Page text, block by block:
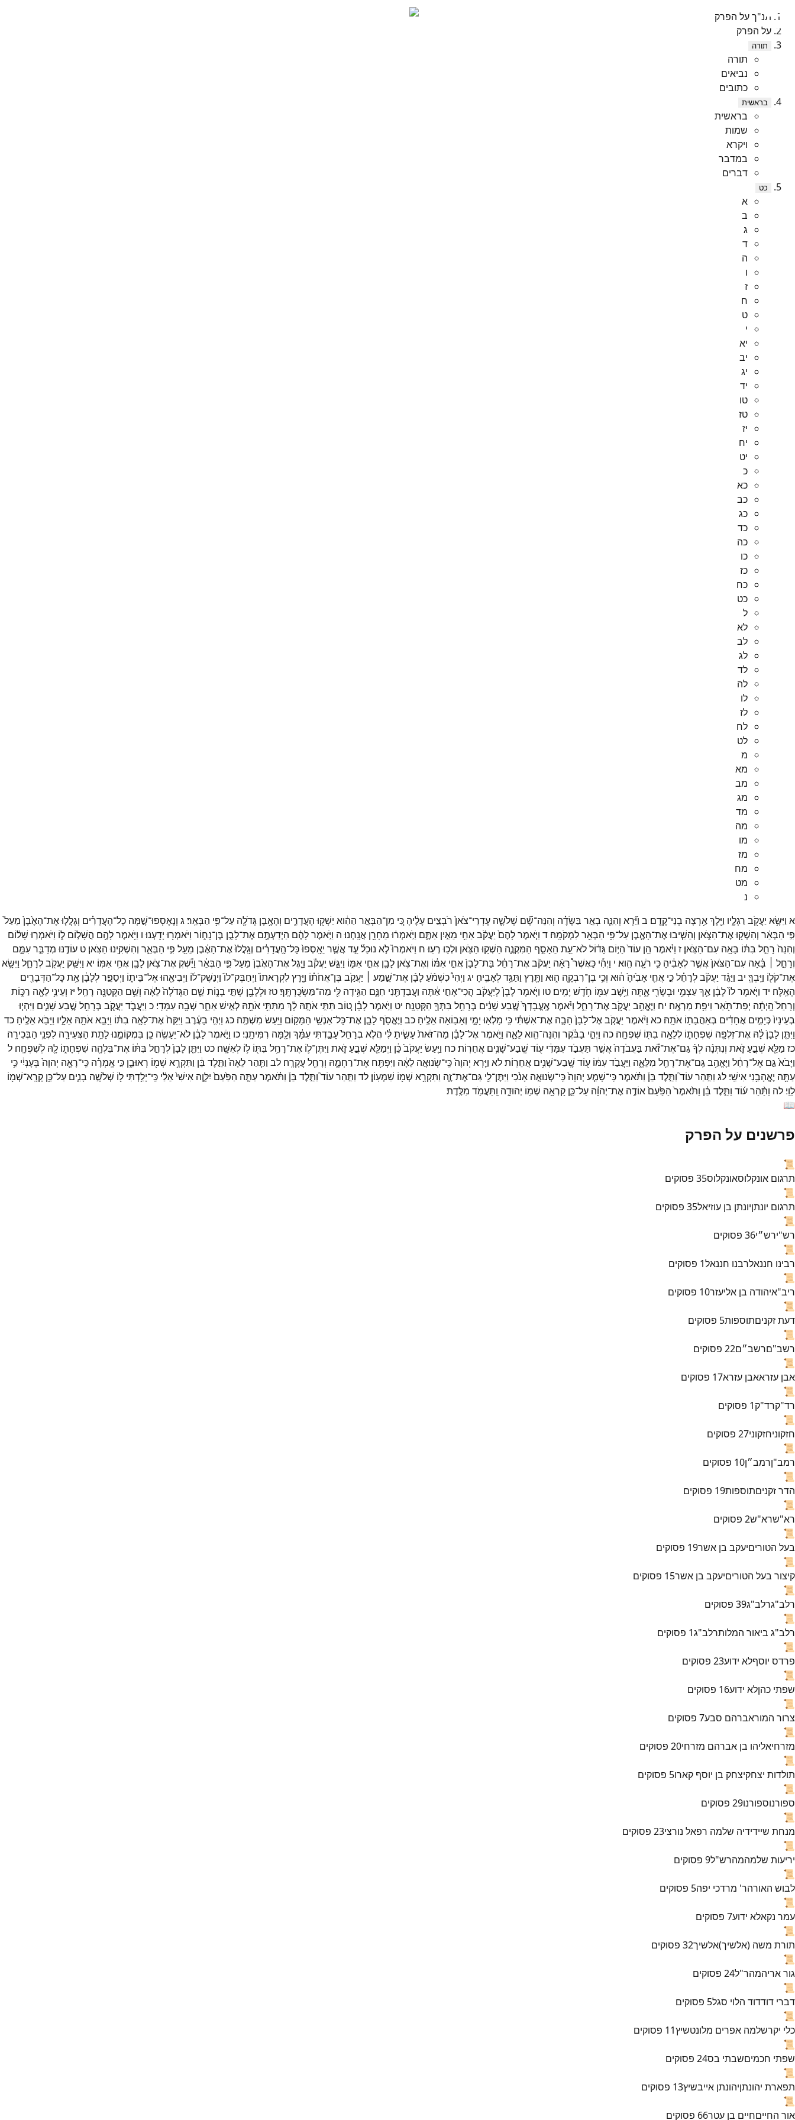
תנ"ך על הפרק
על הפרק
תורה
תורה
נביאים
כתובים
בראשית
בראשית
שמות
ויקרא
במדבר
דברים
כט
א
ב
ג
ד
ה
ו
ז
ח
ט
י
יא
יב
יג
יד
טו
טז
יז
יח
יט
כ
כא
כב
כג
כד
כה
כו
כז
כח
כט
ל
לא
לב
לג
לד
לה
לו
לז
לח
לט
מ
מא
מב
מג
מד
מה
מו
מז
מח
מט
נ
א וַיִּשָּׂ֥א יַעֲקֹ֖ב רַגְלָ֑יו וַיֵּ֖לֶךְאַ֥רְצָה בְנֵי־קֶֽדֶם׃ ב וַיַּ֞רְא וְהִנֵּ֧ה בְאֵ֣ר בַּשָּׂדֶ֗ה וְהִנֵּה־שָׁ֞ם שְׁלֹשָׁ֤ה עֶדְרֵי־צֹאן֙ רֹבְצִ֣ים עָלֶ֔יהָ כִּ֚י מִן־הַבְּאֵ֣ר הַהִ֔וא יַשְׁק֖וּ הָעֲדָרִ֑ים וְהָאֶ֥בֶן גְּדֹלָ֖ה עַל־פִּ֥י הַבְּאֵֽר׃ג וְנֶאֶסְפוּ־שָׁ֣מָּה כָל־הָעֲדָרִ֗ים וְגָלֲל֤וּאֶת־הָאֶ֙בֶן֙ מֵעַל֙
פִּ֣י הַבְּאֵ֔ר וְהִשְׁק֖וּאֶת־הַצֹּ֑אן וְהֵשִׁ֧יבוּאֶת־הָאֶ֛בֶן עַל־פִּ֥י הַבְּאֵ֖רלִמְקֹמָֽהּ׃ ד וַיֹּ֤אמֶרלָהֶם֙ יַעֲקֹ֔באַחַ֖י מֵאַ֣יִן אַתֶּ֑ם וַיֹּ֣אמְר֔וּ מֵחָרָ֖ן אֲנָֽחְנוּ׃ ה וַיֹּ֣אמֶרלָהֶ֔ם הַיְדַעְתֶּ֖ם אֶת־לָבָ֣ן בֶּן־נָח֑וֹר וַיֹּאמְר֖וּ יָדָֽעְנוּ׃ ו וַיֹּ֥אמֶרלָהֶ֖ם הֲשָׁל֣וֹם ל֑וֹ וַיֹּאמְר֣וּ שָׁל֔וֹם
וְהִנֵּה֙ רָחֵ֣ל בִּתּ֔וֹ בָּאָ֖ה עִם־הַצֹּֽאן׃ ז וַיֹּ֗אמֶר הֵ֥ן עוֹד֙ הַיּ֣וֹם גָּד֔וֹללֹא־עֵ֖ת הֵאָסֵ֣ף הַמִּקְנֶ֑ה הַשְׁק֥וּ הַצֹּ֖אן וּלְכ֥וּ רְעֽוּ׃ ח וַיֹּאמְרוּ֮לֹ֣א נוּכַל֒עַ֣דאֲשֶׁ֤ר יֵאָֽסְפוּ֙כָּל־הָ֣עֲדָרִ֔ים וְגָֽלֲלוּ֙אֶת־הָאֶ֔בֶן מֵעַ֖ל פִּ֣י הַבְּאֵ֑ר וְהִשְׁקִ֖ינוּ הַצֹּֽאן׃ ט עוֹדֶ֖נּוּ מְדַבֵּ֣רעִמָּ֑ם
וְרָחֵ֣ל ׀
בָּ֗אָה עִם־הַצֹּאן֙אֲשֶׁ֣רלְאָבִ֔יהָ כִּ֥י רֹעָ֖ה הִֽוא׃ י וַיְהִ֡י כַּאֲשֶׁר֩ רָאָ֨ה יַעֲקֹ֜באֶת־רָחֵ֗ל בַּת־לָבָן֙אֲחִ֣י אִמּ֔וֹ וְאֶת־צֹ֥אן לָבָ֖ן אֲחִ֣י אִמּ֑וֹ וַיִּגַּ֣שׁ יַעֲקֹ֗ב וַיָּ֤גֶלאֶת־הָאֶ֙בֶן֙ מֵעַל֙ פִּ֣י הַבְּאֵ֔ר וַיַּ֕שְׁקְ אֶת־צֹ֥אן לָבָ֖ן אֲחִ֥י אִמּֽוֹ׃ יא וַיִּשַּׁ֥ק יַעֲקֹ֖בלְרָחֵ֑ל וַיִּשָּׂ֥א
אֶת־קֹל֖וֹ וַיֵּֽבְךְּ׃ יב וַיַּגֵּ֨ד יַעֲקֹ֜בלְרָחֵ֗לכִּ֣י אֲחִ֤י אָבִ֙יהָ֙ ה֔וּא וְכִ֥י בֶן־רִבְקָ֖ה ה֑וּא וַתָּ֖רָץ וַתַּגֵּ֥דלְאָבִֽיהָ׃ יג וַיְהִי֩כִשְׁמֹ֨עַלָבָ֜ן אֶת־שֵׁ֣מַע ׀ יַעֲקֹ֣ב בֶּן־אֲחֹת֗וֹ וַיָּ֤רָץלִקְרָאתוֹ֙ וַיְחַבֶּק־לוֹ֙ וַיְנַשֶּׁק־ל֔וֹ וַיְבִיאֵ֖הוּאֶל־בֵּית֑וֹ וַיְסַפֵּ֣רלְלָבָ֔ן אֵ֥תכָּל־הַדְּבָרִ֖ים
הָאֵֽלֶּה׃ יד וַיֹּ֤אמֶרלוֹ֙לָבָ֔ן אַ֛ךְעַצְמִ֥י וּבְשָׂרִ֖י אָ֑תָּה וַיֵּ֥שֶׁבעִמּ֖וֹ חֹ֥דֶשׁ יָמִֽים׃ טו וַיֹּ֤אמֶרלָבָן֙לְיַעֲקֹ֔ב הֲכִי־אָחִ֣י אַ֔תָּה וַעֲבַדְתַּ֖נִי חִנָּ֑ם הַגִּ֥ידָה לִּ֖י מַה־מַּשְׂכֻּרְתֶּֽךָ׃טז וּלְלָבָ֖ן שְׁתֵּ֣י בָנ֑וֹת שֵׁ֤ם הַגְּדֹלָה֙לֵאָ֔ה וְשֵׁ֥ם הַקְּטַנָּ֖ה רָחֵֽל׃ יז וְעֵינֵ֥י לֵאָ֖ה רַכּ֑וֹת
וְרָחֵל֙ הָֽיְתָ֔ה יְפַת־תֹּ֖אַר וִיפַ֥ת מַרְאֶֽה׃ יח וַיֶּאֱהַ֥ב יַעֲקֹ֖באֶת־רָחֵ֑ל וַיֹּ֗אמֶראֶֽעֱבָדְךָ֙ שֶׁ֣בַע שָׁנִ֔ים בְּרָחֵ֥ל בִּתְּךָ֖ הַקְּטַנָּֽה׃ יט וַיֹּ֣אמֶרלָבָ֗ן ט֚וֹב תִּתִּ֣י אֹתָ֣הּ לָ֔ךְ מִתִּתִּ֥י אֹתָ֖הּ לְאִ֣ישׁאַחֵ֑ר שְׁבָ֖ה עִמָּדִֽי׃ כ וַיַּעֲבֹ֧ד יַעֲקֹ֛ב בְּרָחֵ֖ל שֶׁ֣בַע שָׁנִ֑ים וַיִּהְי֤וּ
בְעֵינָיו֙כְּיָמִ֣ים אֲחָדִ֔ים בְּאַהֲבָת֖וֹ אֹתָֽהּ׃ כא וַיֹּ֨אמֶר יַעֲקֹ֤באֶל־לָבָן֙ הָבָ֣ה אֶת־אִשְׁתִּ֔י כִּ֥י מָלְא֖וּ יָמָ֑י וְאָב֖וֹאָה אֵלֶֽיהָ׃ כב וַיֶּאֱסֹ֥ף לָבָ֛ן אֶת־כָּל־אַנְשֵׁ֥י הַמָּק֖וֹם וַיַּ֥עַשׂ מִשְׁתֶּֽה׃ כג וַיְהִ֣י בָעֶ֔רֶב וַיִּקַּח֙אֶת־לֵאָ֣ה בִתּ֔וֹ וַיָּבֵ֥אאֹתָ֖הּ אֵלָ֑יו וַיָּבֹ֖אאֵלֶֽיהָ׃ כד
וַיִּתֵּ֤ן לָבָן֙לָ֔הּ אֶת־זִלְפָּ֖ה שִׁפְחָת֑וֹ לְלֵאָ֥ה בִתּ֖וֹ שִׁפְחָֽה׃ כה וַיְהִ֣י בַבֹּ֔קֶר וְהִנֵּה־הִ֖ואלֵאָ֑ה וַיֹּ֣אמֶראֶל־לָבָ֗ן מַה־זֹּאת֙עָשִׂ֣יתָלִּ֔י הֲלֹ֤א בְרָחֵל֙עָבַ֣דְתִּי עִמָּ֔ךְ וְלָ֖מָּה רִמִּיתָֽנִי׃ כו וַיֹּ֣אמֶרלָבָ֔ן לֹא־יֵעָשֶׂ֥ה כֵ֖ן בִּמְקוֹמֵ֑נוּלָתֵ֥ת הַצְּעִירָ֖ה לִפְנֵ֥י הַבְּכִירָֽה׃
כז מַלֵּ֖א שְׁבֻ֣עַזֹ֑את וְנִתְּנָ֨ה לְךָ֜גַּם־אֶת־זֹ֗את בַּעֲבֹדָה֙אֲשֶׁ֣ר תַּעֲבֹ֣דעִמָּדִ֔י ע֖וֹד שֶֽׁבַע־שָׁנִ֥ים אֲחֵרֽוֹת׃כח וַיַּ֤עַשׂ יַעֲקֹב֙כֵּ֔ן וַיְמַלֵּ֖א שְׁבֻ֣עַזֹ֑את וַיִּתֶּן־ל֛וֹ אֶת־רָחֵ֥ל בִּתּ֖וֹ ל֥וֹ לְאִשָּֽׁה׃ כט וַיִּתֵּ֤ן לָבָן֙לְרָחֵ֣ל בִּתּ֔וֹ אֶת־בִּלְהָ֖ה שִׁפְחָת֑וֹ לָ֖הּ לְשִׁפְחָֽה׃ ל
וַיָּבֹא֙גַּ֣ם אֶל־רָחֵ֔ל וַיֶּאֱהַ֥בגַּֽם־אֶת־רָחֵ֖ל מִלֵּאָ֑ה וַיַּעֲבֹ֣דעִמּ֔וֹ ע֖וֹד שֶֽׁבַע־שָׁנִ֥ים אֲחֵרֽוֹת׃לא וַיַּ֤רְא יְהוָה֙כִּֽי־שְׂנוּאָ֣ה לֵאָ֔ה וַיִּפְתַּ֖ח אֶת־רַחְמָ֑הּ וְרָחֵ֖לעֲקָרָֽה׃ לב וַתַּ֤הַרלֵאָה֙ וַתֵּ֣לֶד בֵּ֔ן וַתִּקְרָ֥א שְׁמ֖וֹ רְאוּבֵ֑ן כִּ֣י אָֽמְרָ֗ה כִּֽי־רָאָ֤ה יְהוָה֙ בְּעָנְיִ֔י כִּ֥י
עַתָּ֖ה יֶאֱהָבַ֥נִי אִישִֽׁי׃ לג וַתַּ֣הַרעוֹד֮ וַתֵּ֣לֶד בֵּן֒ וַתֹּ֗אמֶרכִּֽי־שָׁמַ֤ע יְהוָה֙כִּֽי־שְׂנוּאָ֣ה אָנֹ֔כִי וַיִּתֶּן־לִ֖י גַּם־אֶת־זֶ֑ה וַתִּקְרָ֥א שְׁמ֖וֹ שִׁמְעֽוֹן׃ לד וַתַּ֣הַרעוֹד֮ וַתֵּ֣לֶד בֵּן֒ וַתֹּ֗אמֶרעַתָּ֤ה הַפַּ֙עַם֙ יִלָּוֶ֤ה אִישִׁי֙אֵלַ֔י כִּֽי־יָלַ֥דְתִּי ל֖וֹ שְׁלֹשָׁ֣ה בָנִ֑ים עַל־כֵּ֥ן קָרָֽא־שְׁמ֖וֹ
לֵוִֽי׃ לה וַתַּ֨הַרע֜וֹד וַתֵּ֣לֶד בֵּ֗ן וַתֹּ֙אמֶר֙ הַפַּ֙עַם֙אוֹדֶ֣ה אֶת־יְהוָ֔ה עַל־כֵּ֛ן קָרְאָ֥ה שְׁמ֖וֹ יְהוּדָ֑ה וַֽתַּעֲמֹ֖ד מִלֶּֽדֶת׃
📖
פרשנים על הפרק
📜
תרגום אונקלוסאונקלוס35 פסוקים
📜
תרגום יונתןיונתן בן עוזיאל35 פסוקים
📜
רש"ירש״י36 פסוקים
📜
רבינו חננאלרבנו חננאל1 פסוקים
📜
ריב"איהודה בן אליעזר10 פסוקים
📜
דעת זקניםתוספות5 פסוקים
📜
רשב"םרשב״ם22 פסוקים
📜
אבן עזראאבן עזרא17 פסוקים
📜
רד"קרד"ק1 פסוקים
📜
חזקוניחזקוני27 פסוקים
📜
רמב"ןרמב״ן10 פסוקים
📜
הדר זקניםתוספות19 פסוקים
📜
רא"שרא"ש2 פסוקים
📜
בעל הטוריםיעקב בן אשר19 פסוקים
📜
קיצור בעל הטוריםיעקב בן אשר15 פסוקים
📜
רלב"גרלב"ג39 פסוקים
📜
רלב"ג ביאור המלותרלב"ג1 פסוקים
📜
פרדס יוסףלא ידוע23 פסוקים
📜
שפתי כהןלא ידוע16 פסוקים
📜
צרור המוראברהם סבע7 פסוקים
📜
מזרחיאליהו בן אברהם מזרחי20 פסוקים
📜
תולדות יצחקיצחק בן יוסף קארו5 פסוקים
📜
ספורנוספורנו29 פסוקים
📜
מנחת שיידידיה שלמה רפאל נורצי23 פסוקים
📜
יריעות שלמהמהרש"ל9 פסוקים
📜
לבוש האורהר' מרדכי יפה5 פסוקים
📜
עמר נקאלא ידוע7 פסוקים
📜
תורת משה (אלשיך)אלשיך32 פסוקים
📜
גור אריהמהר"ל24 פסוקים
📜
דברי דודדוד הלוי סגל5 פסוקים
📜
כלי יקרשלמה אפרים מלונטשיץ11 פסוקים
📜
שפתי חכמיםשבתי בס24 פסוקים
📜
תפארת יהונתןיהונתן אייבשיץ13 פסוקים
📜
אור החייםחיים בן עטר66 פסוקים